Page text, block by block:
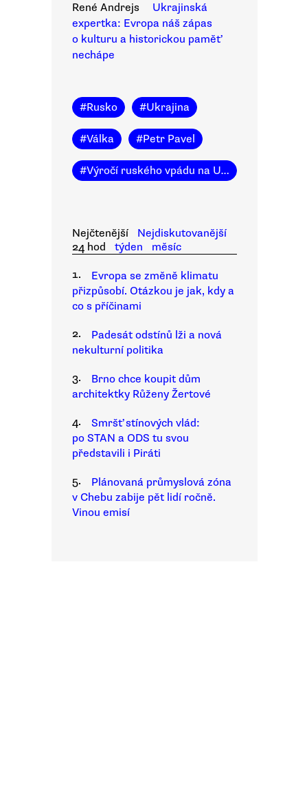
René Andrejs
Ukrajinská
expertka: Evropa náš zápas
o kulturu a historickou paměť
nechápe
#Rusko #Ukrajina
#Válka #Petr Pavel
#Výročí ruského vpádu na Ukrajinu
Nejčtenější
Nejdiskutovanější
24 hod
týden
měsíc
1.
Evropa se změně klimatu
přizpůsobí. Otázkou je jak, kdy a
co s příčinami
2.
Padesát odstínů lži a nová
nekulturní politika
3.
Brno chce koupit dům
architektky Růženy Žertové
4.
Smršť stínových vlád:
po STAN a ODS tu svou
představili i Piráti
5.
Plánovaná průmyslová zóna
v Chebu zabije pět lidí ročně.
Vinou emisí